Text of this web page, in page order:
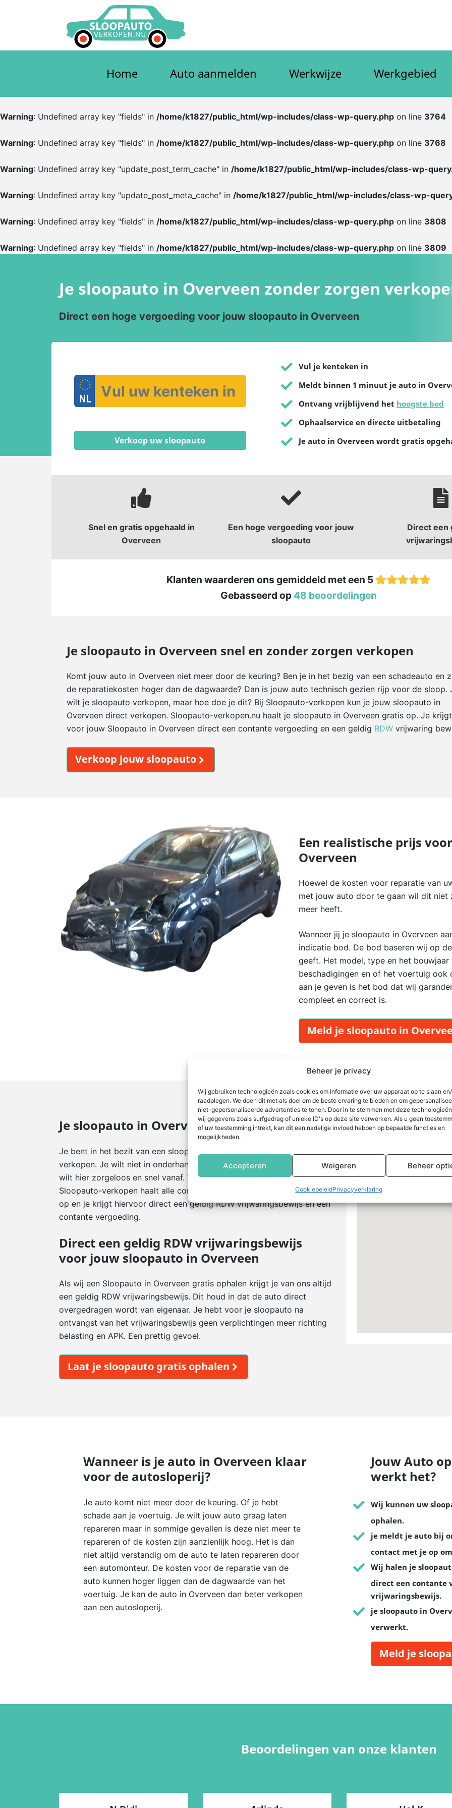
Beheer je privacy
Wij gebruiken technologieën zoals cookies om informatie over uw apparaat op te slaan
raadplegen. We doen dit met als doel om de beste ervaring te bieden en om
niet-gepersonaliseerde advertenties te tonen. Door in te stemmen met deze
wij gegevens zoals surfgedrag of unieke ID's op deze site verwerken. Als u geen
of uw toestemming intrekt, kan dit een nadelige invloed hebben op bepaalde functies en
mogelijkheden.
Accepteren Weigeren Beheer
CookiebeleidPrivacyverklaring
Home Auto aanmelden Werkwijze Werkgebied
Warning: Undefined array key "fields" in /home/k1827/public_html/wp-includes/class-wp-query.php on line 3764
Warning: Undefined array key "fields" in /home/k1827/public_html/wp-includes/class-wp-query.php on line 3768
Warning: Undefined array key "update_post_term_cache" in /home/k1827/public_html/wp-includes/class-wp-
Warning: Undefined array key "update_post_meta_cache" in /home/k1827/public_html/wp-includes/class-wp-
Warning: Undefined array key "fields" in /home/k1827/public_html/wp-includes/class-wp-query.php on line 3808
Warning: Undefined array key "fields" in /home/k1827/public_html/wp-includes/class-wp-query.php on line 3809
Je sloopauto in Overveen zonder zorgen
Direct een hoge vergoeding voor jouw sloopauto in Overveen
Verkoop uw sloopauto
Vul je kenteken in
Meldt binnen 1 minuut je auto in
Ontvang vrijblijvend het hoogste bod
Ophaalservice en directe uitbetaling
Je auto in Overveen wordt gratis
Snel en gratis opgehaald in
Overveen
Een hoge vergoeding voor jouw
sloopauto
Direct een
Klanten waarderen ons gemiddeld met een 5
Gebasseerd op 48 beoordelingen
Je sloopauto in Overveen snel en zonder zorgen verkopen
Komt jouw auto in Overveen niet meer door de keuring? Ben je in het bezig van een schadeauto en
de reparatiekosten hoger dan de dagwaarde? Dan is jouw auto technisch gezien rijp voor de sloop.
wilt je sloopauto verkopen, maar hoe doe je dit? Bij Sloopauto-verkopen kun je jouw sloopauto in
Overveen direct verkopen. Sloopauto-verkopen.nu haalt je sloopauto in Overveen gratis op. Je krijgt
voor jouw Sloopauto in Overveen direct een contante vergoeding en een geldig RDW vrijwaring
Verkoop jouw sloopauto
Een realistische prijs
Overveen
Hoewel de kosten voor reparatie van
met jouw auto door te gaan wil dit niet
meer heeft.
Wanneer jij je sloopauto in Overveen
indicatie bod. De bod baseren wij op
geeft. Het model, type en het
beschadigingen en of het voertuig
aan je geven is het bod dat wij
compleet en correct is.
Meld je sloopauto in
Je sloopauto in Overveen gratis opgehaald
Je bent in het bezit van een sloopauto in Overveen die je snel wilt
verkopen. Je wilt niet in onderhandeling met verschillende partijen en
wilt hier zorgeloos en snel vanaf. Wij kunnen je hier verder mee helpen.
Sloopauto-verkopen haalt alle complete sloopauto’s in Overveen gratis
op en je krijgt hiervoor direct een geldig RDW vrijwaringsbewijs en een
contante vergoeding.
Direct een geldig RDW vrijwaringsbewijs
voor jouw sloopauto in Overveen
Als wij een Sloopauto in Overveen gratis ophalen krijgt je van ons altijd
een geldig RDW vrijwaringsbewijs. Dit houd in dat de auto direct
overgedragen wordt van eigenaar. Je hebt voor je sloopauto na
ontvangst van het vrijwaringsbewijs geen verplichtingen meer richting
belasting en APK. Een prettig gevoel.
Laat je sloopauto gratis ophalen
Wanneer is je auto in Overveen klaar
voor de autosloperij?
Je auto komt niet meer door de keuring. Of je hebt
schade aan je voertuig. Je wilt jouw auto graag laten
repareren maar in sommige gevallen is deze niet meer te
repareren of de kosten zijn aanzienlijk hoog. Het is dan
niet altijd verstandig om de auto te laten repareren door
een automonteur. De kosten voor de reparatie van de
auto kunnen hoger liggen dan de dagwaarde van het
voertuig. Je kan de auto in Overveen dan beter verkopen
aan een autosloperij.
Jouw Auto
werkt het?
Wij kunnen uw
ophalen.
je meldt je auto bij
contact met je op
Wij halen je
direct een contante
vrijwaringsbewijs.
je sloopauto in
verwerkt.
Meld je
Beoordelingen van onze klanten